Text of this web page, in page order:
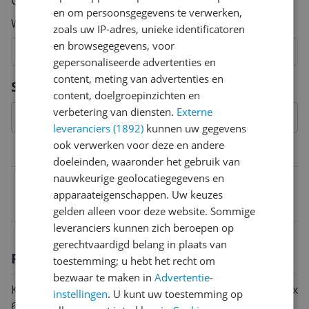
Specificaties
Belangrijkste kenmerken
4009319145125
Productomschrijving
KWB Schuurbanden, hout en metaal, edelkorund, 100 x
Welk cijfer geef jij dit product?
6
5
4
3
2
Vraag 1 van 4
en om persoonsgegevens te verwerken,
zoals uw IP-adres, unieke identificatoren
en browsegegevens, voor
gepersonaliseerde advertenties en
content, meting van advertenties en
content, doelgroepinzichten en
verbetering van diensten. Externe
leveranciers (1892) kunnen uw gegevens
ook verwerken voor deze en andere
doeleinden, waaronder het gebruik van
nauwkeurige geolocatiegegevens en
apparaateigenschappen. Uw keuzes
gelden alleen voor deze website. Sommige
leveranciers kunnen zich beroepen op
gerechtvaardigd belang in plaats van
toestemming; u hebt het recht om
bezwaar te maken inAdvertentie-
instellingen. U kunt uw toestemming op